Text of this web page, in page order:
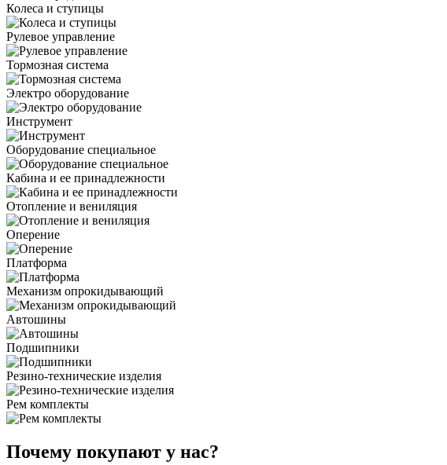
Колеса и ступицы
Рулевое управление
Тормозная система
Электро оборудование
Инструмент
Оборудование специальное
Кабина и ее принадлежности
Отопление и вениляция
Оперение
Платформа
Механизм опрокидывающий
Автошины
Подшипники
Резино-технические изделия
Рем комплекты
Почему покупают у нас?